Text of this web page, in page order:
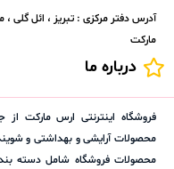
آدرس دفتر مرکزی : تبریز ، ائل گلی ،
مارکت
درباره ما
فروشگاه اینترنتی ارس مارکت از
محصولات آرایشی و بهداشتی و
محصولات فروشگاه شامل دسته